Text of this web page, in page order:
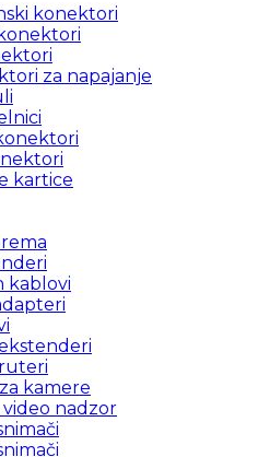
konektori
za napajanje
kartice
kablovi
kamere
video nadzor